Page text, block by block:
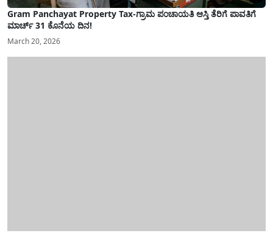
Gram Panchayat Property Tax-ಗ್ರಾಮ ಪಂಚಾಯತಿ ಆಸ್ತಿ ತೆರಿಗೆ ಪಾವತಿಗೆ
ಮಾರ್ಚ್ 31 ಕೊನೆಯ ದಿನ!
March 20, 2026